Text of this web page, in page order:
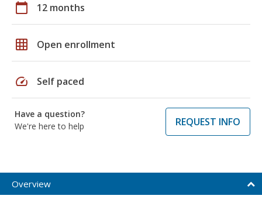
calendar_today 12 months
grid_on Open enrollment
speed Self paced
Have a question?
We're here to help
REQUEST INFO
Overview